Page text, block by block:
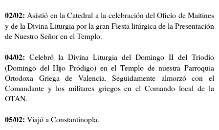
02/02:Asistió en la Catedral a la celebración del Oficio de Maitines
y de la Divina Liturgia por la gran Fiesta litúrgica de la Presentación
de Nuestro Señor en el Templo.
04/02: Celebró la Divina Liturgia del Domingo II del Triodio
(Domingo del Hijo Pródigo) en el Templo de nuestra Parroquia
Ortodoxa Griega de Valencia. Seguidamente almorzó con el
Comandante y los militares griegos en el Comando local de la
OTAN.
05/02: Viajó a Constantinopla.